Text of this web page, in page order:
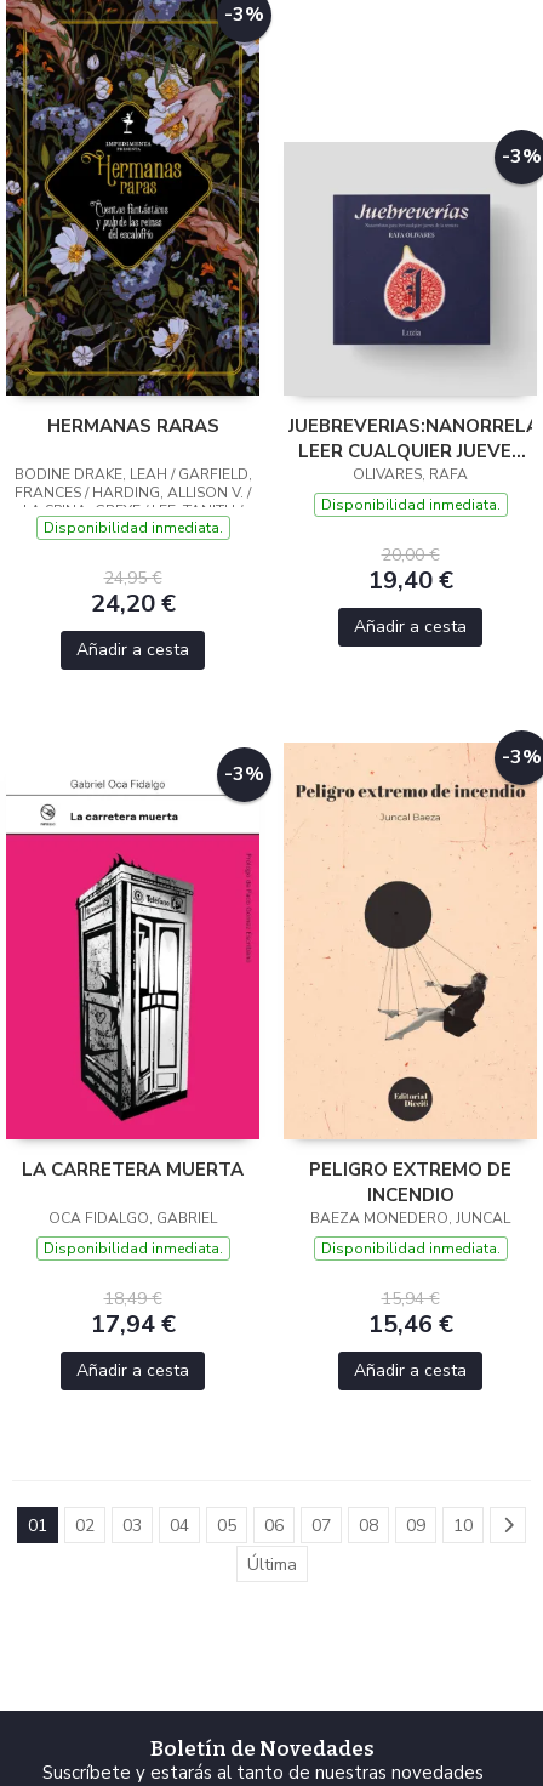
-3%
HERMANAS RARAS
BODINE DRAKE, LEAH / GARFIELD,
FRANCES / HARDING, ALLISON V. /
LA SPINA, GREYE / LEE, TANITH /
MONTGOMERY, L.M. / MOORE, C.L. /
Disponibilidad inmediata.
24,95 €
24,20 €
Añadir a cesta
-3%
LEER CUALQUIER JUEVES
DE SEMANA
OLIVARES, RAFA
Disponibilidad inmediata.
20,00 €
19,40 €
Añadir a cesta
-3%
LA CARRETERA MUERTA
OCA FIDALGO, GABRIEL
Disponibilidad inmediata.
18,49 €
17,94 €
Añadir a cesta
-3%
PELIGRO EXTREMO DE
INCENDIO
BAEZA MONEDERO, JUNCAL
Disponibilidad inmediata.
15,94 €
15,46 €
Añadir a cesta
01 02 03 04 05 06 07 08 09
10
Última
Boletín de Novedades
Suscríbete y estarás al tanto de nuestras novedades